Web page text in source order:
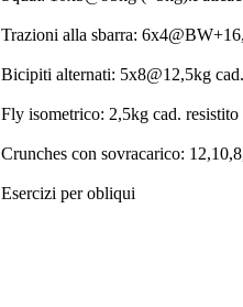
Trazioni alla sbarra:
Bicipiti alternati: 5x8@12,5kg cad.
Fly isometrico: 2,5kg cad.
Crunches con sovracarico:
Esercizi per obliqui